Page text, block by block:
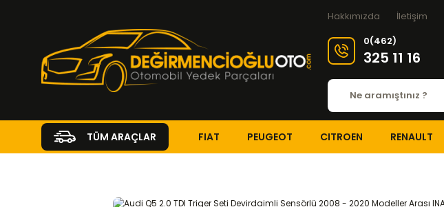
Hakkımızda İletişim
0(462)
325 11 16
TÜM ARAÇLAR FIAT PEUGEOT CITROEN RENAULT